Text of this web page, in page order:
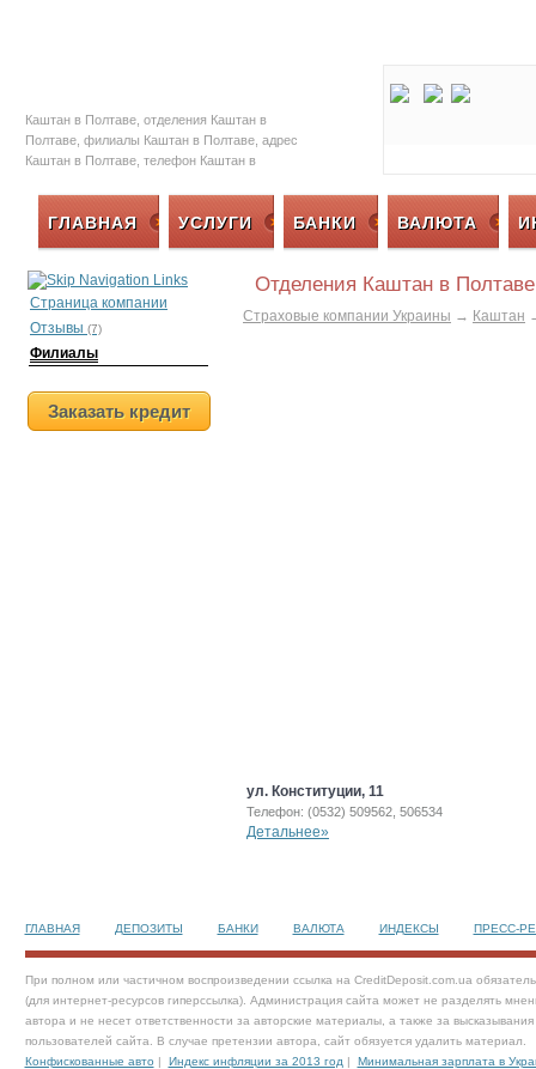
Каштан в Полтаве, отделения Каштан в
Полтаве, филиалы Каштан в Полтаве, адрес
Каштан в Полтаве, телефон Каштан в
Полтаве
ГЛАВНАЯ УСЛУГИ БАНКИ ВАЛЮТА
Страница компании
Отзывы (7)
Филиалы
Заказать кредит
Отделения Каштан в Полтаве
Страховые компании Украины → Каштан
ул. Конституции, 11
Телефон: (0532) 509562, 506534
Детальнее»
ГЛАВНАЯ ДЕПОЗИТЫ БАНКИ ВАЛЮТА ИНДЕКСЫ ПРЕСС-
При полном или частичном воспроизведении ссылка на CreditDeposit.com.ua
(для интернет-ресурсов гиперссылка). Администрация сайта может не разделять
автора и не несет ответственности за авторские материалы, а также за высказывания
пользователей сайта. В случае претензии автора, сайт обязуется удалить материал.
Конфискованные авто | Индекс инфляции за 2013 год | Минимальная зарплата в